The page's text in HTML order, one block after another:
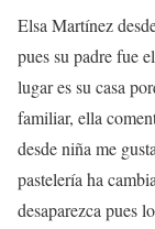
Elsa Martínez
pues su padre fue
lugar es su casa
familiar, ella
desde niña me
pastelería ha
desaparezca pues